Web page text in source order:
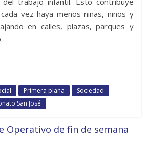
vez haya menos niñas, niños y
en calles, plazas, parques y
Primera plana
Sociedad
San José
Operativo de fin de semana